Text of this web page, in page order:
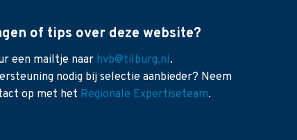
of tips over deze website?
een mailtje naar hvb@tilburg.nl.
nodig bij selectie aanbieder? Neem
op met het Regionale Expertiseteam.